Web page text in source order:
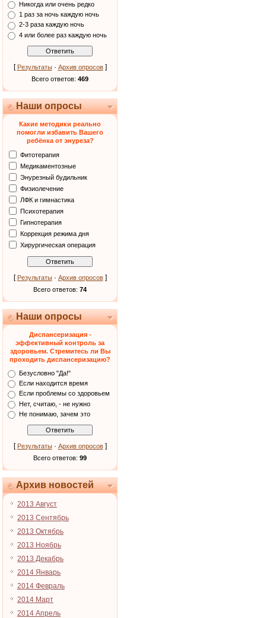
Никогда или очень редко
1 раз за ночь каждую ночь
2-3 раза каждую ночь
4 или более раз каждую ночь
[ Результаты· Архив опросов]
Всего ответов: 469
Наши опросы
Какие методики реально
помогли избавить Вашего
ребёнка от энуреза?
Фитотерапия
Медикаментозные
Энурезный будильник
Физиолечение
ЛФК и гимнастика
Психотерапия
Гипнотерапия
Коррекция режима дня
Хирургическая операция
[ Результаты· Архив опросов]
Всего ответов: 74
Наши опросы
Диспансеризация -
эффективный контроль за
здоровьем. Стремитесь ли Вы
проходить диспансеризацию?
Безусловно "Да!"
Если находится время
Если проблемы со здоровьем
Нет, считаю, - не нужно
Не понимаю, зачем это
[ Результаты· Архив опросов]
Всего ответов: 99
Архив новостей
2013 Август
2013 Сентябрь
2013 Октябрь
2013 Ноябрь
2013 Декабрь
2014 Январь
2014 Февраль
2014 Март
2014 Апрель